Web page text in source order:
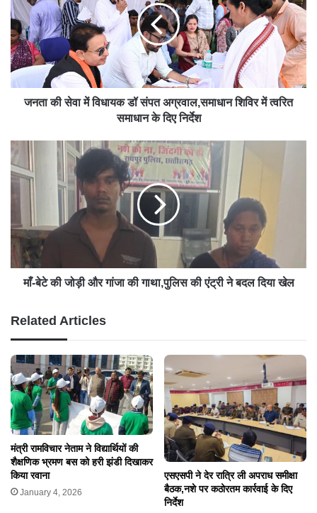
जनता की सेवा में विधायक डॉ संपत अग्रवाल,समाधान शिविर में त्वरित
समाधान के दिए निर्देश
माँ-बेटे की जोड़ी और गांजा की गाथा,पुलिस की एंट्री ने बदल दिया खेल
Related Articles
मंत्री रामविचार नेताम ने विद्यार्थियों की
शैक्षणिक भ्रमण बस को हरी झंडी दिखाकर
किया रवाना
January 4, 2026
एसएसपी ने देर रात्रि ली अपराध समीक्षा
बैठक,नशे पर कठोरतम कार्रवाई के दिए
निर्देश